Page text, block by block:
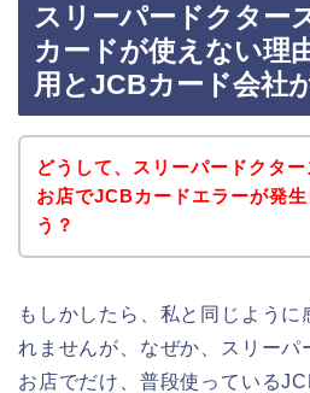
スリーパードクター
カードが使えない理
用とJCBカード会社
どうして、スリーパードクタ
お店でJCBカードエラーが発
う？
もしかしたら、私と同じように
れませんが、なぜか、スリーパ
お店でだけ、普段使っている